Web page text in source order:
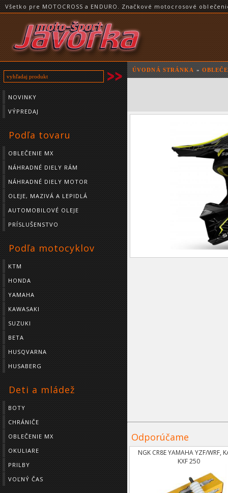
Všetko pre MOTOCROSS a ENDURO. Značkové motocrosové
NOVINKY
VÝPREDAJ
Podľa tovaru
OBLEČENIE MX
NÁHRADNÉ DIELY RÁM
NÁHRADNÉ DIELY MOTOR
OLEJE, MAZIVÁ A LEPIDLÁ
AUTOMOBILOVÉ OLEJE
PRÍSLUŠENSTVO
Podľa motocyklov
KTM
HONDA
YAMAHA
KAWASAKI
SUZUKI
BETA
HUSQVARNA
HUSABERG
Deti a mládež
BOTY
CHRÁNIČE
OBLEČENIE MX
OKULIARE
PRILBY
VOĽNÝ ČAS
ÚVODNÁ STRÁNKA »
Odporúčame
NGK CR8E YAMAHA YZF/WRF,
KXF 250